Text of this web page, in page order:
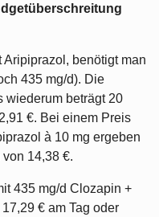
benötigt man
435 mg/d). Die
wiederum beträgt 20
€. Bei einem Preis
à 10 mg ergeben
14,38 €.
435 mg/d Clozapin +
€ am Tag oder